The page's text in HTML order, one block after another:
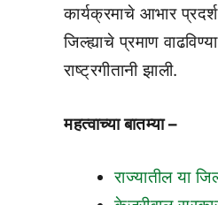
कार्यक्रमाचे आभार
जिल्ह्याचे प्रमाण
राष्ट्रगीतानी झाली.
महत्वाच्या बातम्या –
राज्यातील या